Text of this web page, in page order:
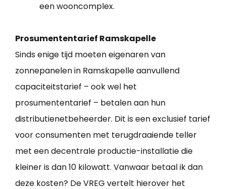
een wooncomplex.
Prosumententarief Ramskapelle
Sinds enige tijd moeten eigenaren van
zonnepanelen in Ramskapelle aanvullend
capaciteitstarief – ook wel het
prosumententarief – betalen aan hun
distributienetbeheerder. Dit is een exclusief tarief
voor consumenten met terugdraaiende teller
met een decentrale productie-installatie die
kleiner is dan 10 kilowatt. Vanwaar betaal ik dan
deze kosten? De VREG vertelt hierover het